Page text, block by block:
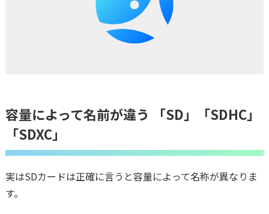
容量によって名前が違う 「SD」「SDHC」
「SDXC」
実はSDカードは正確に言うと容量によって名称が異なりま
す。